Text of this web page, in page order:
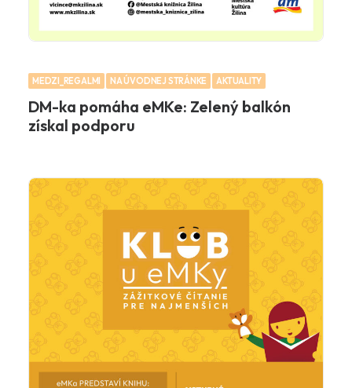
MEDZI_REGALMI NA ÚVODNEJ STRÁNKE AKTUALITY
DM-ka pomáha eMKe: Zelený balkón
získal podporu